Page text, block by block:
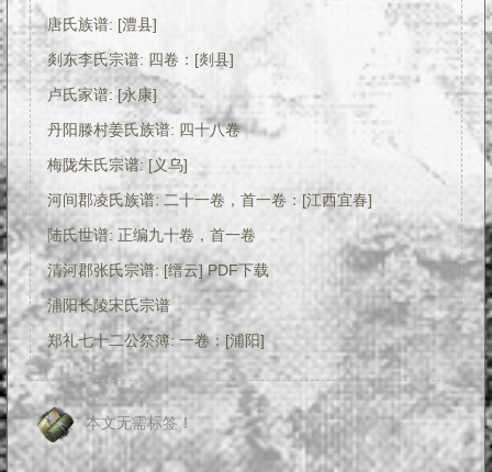
唐氏族谱: [澧县]
剡东李氏宗谱: 四卷：[剡县]
卢氏家谱: [永康]
丹阳滕村姜氏族谱: 四十八卷
梅陇朱氏宗谱: [义乌]
河间郡凌氏族谱: 二十一卷，首一卷：[江西宜春]
陆氏世谱: 正编九十卷，首一卷
清河郡张氏宗谱: [缙云] PDF下载
浦阳长陵宋氏宗谱
郑礼七十二公祭簿: 一卷：[浦阳]
本文无需标签！